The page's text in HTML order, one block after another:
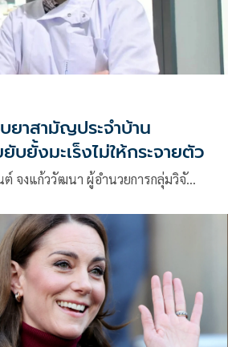
าสามัญประจำบ้าน
ยั้งมะเร็งไม่ให้กระจายตัว
จงแก้ววัฒนา ผู้อำนวยการกลุ่มวิจั…